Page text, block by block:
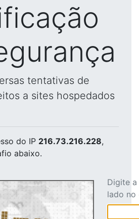
tentativas de
a sites hospedados
do IP 216.73.216.228,
abaixo.
Digite
lado no